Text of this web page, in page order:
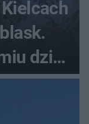
dzieł